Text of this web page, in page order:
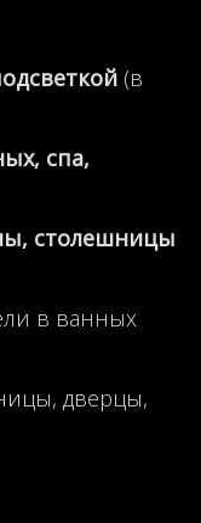
(в
спа,
столешницы
в ванных
дверцы,